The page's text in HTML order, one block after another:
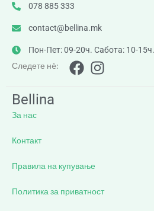
078 885 333
contact@bellina.mk
Пон-Пет: 09-20ч. Сабота: 10-15ч.
Следете нè:
Bellina
За нас
Контакт
Правила на купување
Политика за приватност